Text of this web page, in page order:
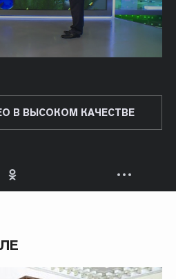
В ВЫСОКОМ КАЧЕСТВЕ